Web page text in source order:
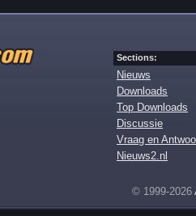
Sections:
Nieuws
Downloads
Top Downloads
Discussie
Vraag en
Nieuws2.nl
© 1999-2026